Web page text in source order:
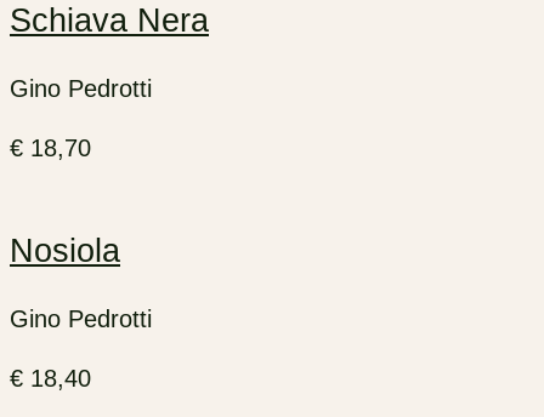
Schiava Nera
Gino Pedrotti
€ 18,70
Nosiola
Gino Pedrotti
€ 18,40